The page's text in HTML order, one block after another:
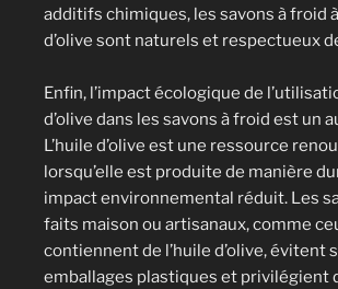
additifs chimiques, les savons à froid
d’olive sont naturels et respectueux
Enfin, l’impact écologique de
d’olive dans les savons à froid est un
L’huile d’olive est une ressource
lorsqu’elle est produite de manière
impact environnemental réduit. Les
faits maison ou artisanaux, comme
contiennent de l’huile d’olive, évitent
emballages plastiques et privilégient